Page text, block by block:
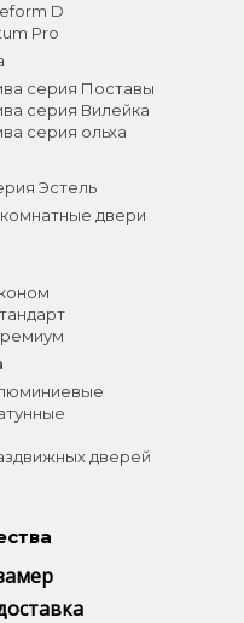
D
Pro
серия Поставы
серия Вилейка
серия ольха
Эстель
двери
дверей